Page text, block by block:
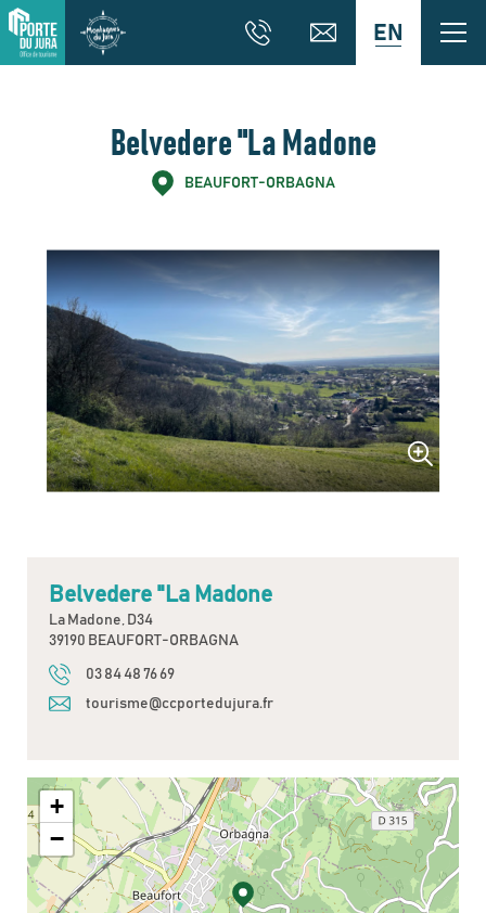
EN
Belvedere "La Madone
BEAUFORT-ORBAGNA
Belvedere "La Madone
La Madone, D34
39190 BEAUFORT-ORBAGNA
03 84 48 76 69
tourisme@ccportedujura.fr
+
−